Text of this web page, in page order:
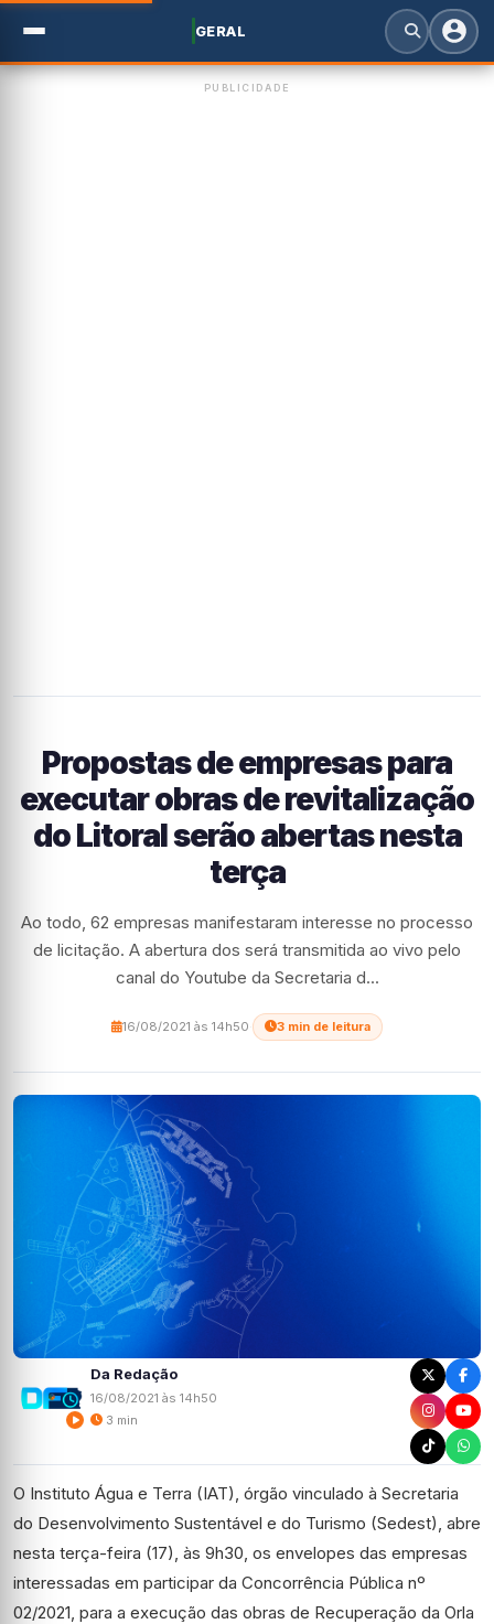
GERAL
PUBLICIDADE
Propostas de empresas para
executar obras de revitalização
do Litoral serão abertas nesta
terça
Ao todo, 62 empresas manifestaram interesse no processo
de licitação. A abertura dos será transmitida ao vivo pelo
canal do Youtube da Secretaria d...
16/08/2021 às 14h50 3 min de leitura
Da Redação
16/08/2021 às 14h50
3 min
O Instituto Água e Terra (IAT), órgão vinculado à Secretaria
do Desenvolvimento Sustentável e do Turismo (Sedest), abre
nesta terça-feira (17), às 9h30, os envelopes das empresas
interessadas em participar da Concorrência Pública nº
02/2021, para a execução das obras de Recuperação da Orla